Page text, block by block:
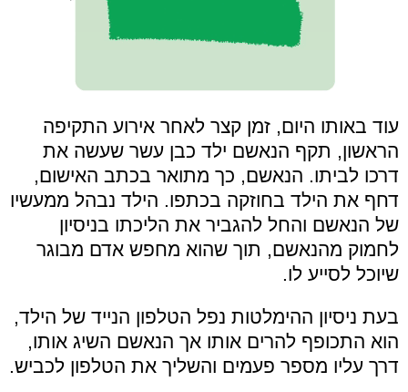
עוד באותו היום, זמן קצר לאחר אירוע התקיפה
הראשון, תקף הנאשם ילד כבן עשר שעשה את
דרכו לביתו. הנאשם, כך מתואר בכתב האישום,
דחף את הילד בחוזקה בכתפו. הילד נבהל ממעשיו
של הנאשם והחל להגביר את הליכתו בניסיון
לחמוק מהנאשם, תוך שהוא מחפש אדם מבוגר
שיוכל לסייע לו.
בעת ניסיון ההימלטות נפל הטלפון הנייד של הילד,
הוא התכופף להרים אותו אך הנאשם השיג אותו,
דרך עליו מספר פעמים והשליך את הטלפון לכביש.